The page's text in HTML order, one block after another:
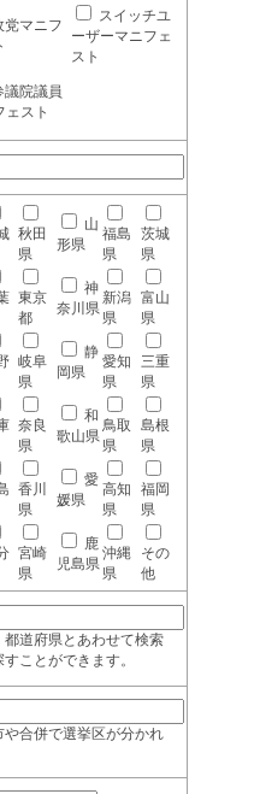
党マニフ
スイッチユ
ーザーマニフェ
スト
議院議員
ェスト
秋田
県
山
形県
福島
県
茨城
県
東京
都
神
奈川県
新潟
県
富山
県
岐阜
県
静
岡県
愛知
県
三重
県
奈良
県
和
歌山県
鳥取
県
島根
県
香川
県
愛
媛県
高知
県
福岡
県
宮崎
県
鹿
児島県
沖縄
県
その
他
道府県とあわせて検索
ことができます。
合併で選挙区が分かれ